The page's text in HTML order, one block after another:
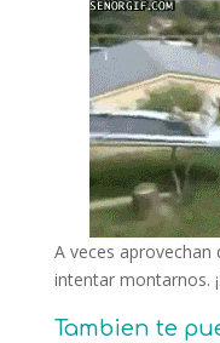
A veces
intentar montarnos.
Tambien te